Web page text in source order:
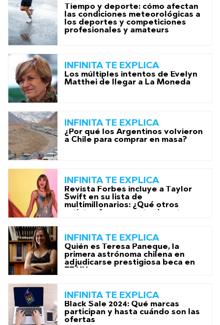
Tiempo y deporte: cómo afectan
las condiciones meteorológicas a
los deportes y competiciones
profesionales y amateurs
INFINITA TE EXPLICA
Los múltiples intentos de Evelyn
Matthei de llegar a La Moneda
INFINITA TE EXPLICA
¿Por qué los Argentinos volvieron
a Chile para comprar en masa?
INFINITA TE EXPLICA
Revista Forbes incluye a Taylor
Swift en su lista de
multimillonarios: ¿Qué otros
INFINITA TE EXPLICA
Quién es Teresa Paneque, la
primera astrónoma chilena en
adjudicarse prestigiosa beca en
INFINITA TE EXPLICA
Black Sale 2024: Qué marcas
participan y hasta cuándo son las
ofertas